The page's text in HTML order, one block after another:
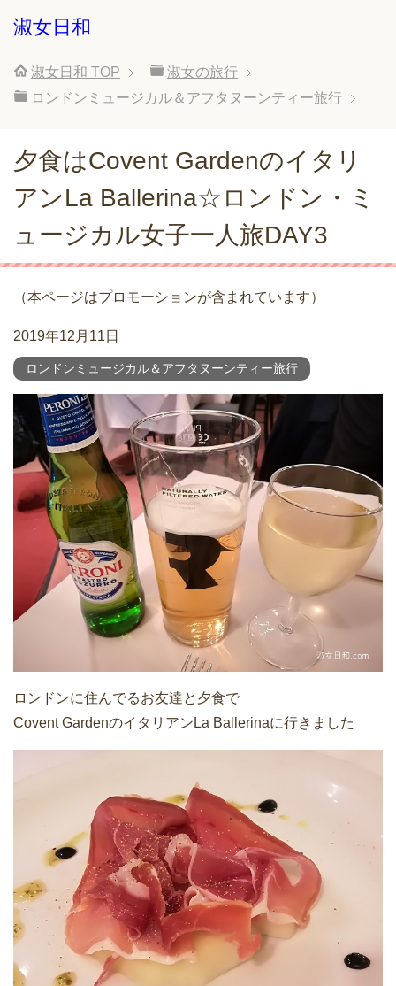
淑女日和
淑女日和 TOP
淑女の旅行
ロンドンミュージカル＆アフタヌーンティー旅行
夕食はCovent Gardenのイタリ
アンLa Ballerina☆ロンドン・ミ
ュージカル女子一人旅DAY3
（本ページはプロモーションが含まれています）
2019年12月11日
ロンドンミュージカル＆アフタヌーンティー旅行
ロンドンに住んでるお友達と夕食で
Covent GardenのイタリアンLa Ballerinaに行きました